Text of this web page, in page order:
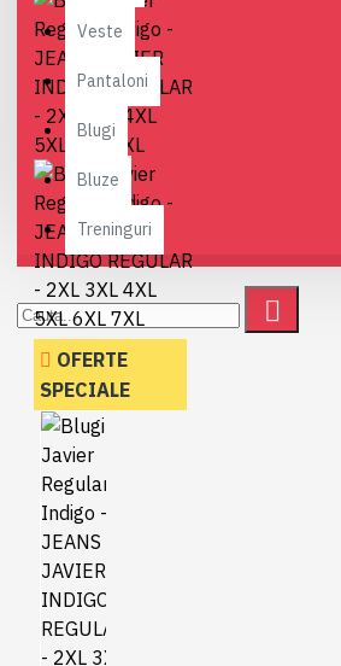
Veste
Pantaloni
Blugi
Bluze
Treninguri
OFERTE
SPECIALE